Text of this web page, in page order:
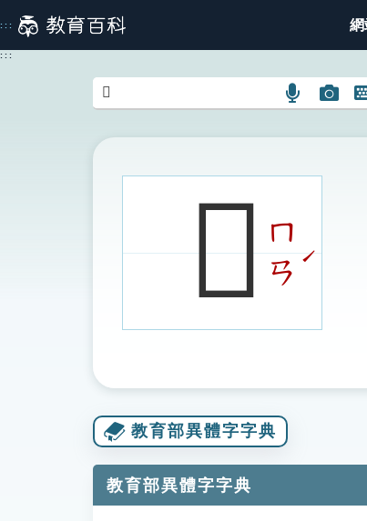
到
主
::: 網
:::
語
搜
圖
圖
搜
𩦧ㄇ
ㄢ
ˊ
教育部異體字字典
教育部異體字字典